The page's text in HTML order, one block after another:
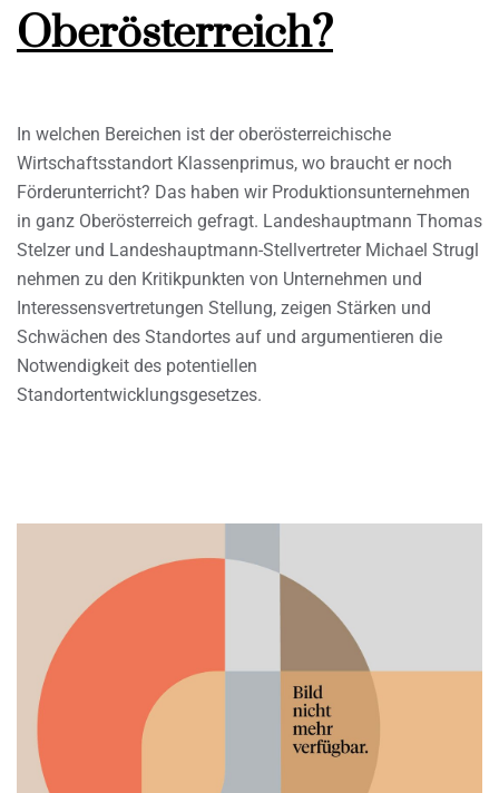
Oberösterreich?
In welchen Bereichen ist der oberösterreichische
Wirtschaftsstandort Klassenprimus, wo braucht er noch
Förderunterricht? Das haben wir Produktionsunternehmen
in ganz Oberösterreich gefragt. Landeshauptmann Thomas
Stelzer und Landeshauptmann-Stellvertreter Michael Strugl
nehmen zu den Kritikpunkten von Unternehmen und
Interessensvertretungen Stellung, zeigen Stärken und
Schwächen des Standortes auf und argumentieren die
Notwendigkeit des potentiellen
Standortentwicklungsgesetzes.